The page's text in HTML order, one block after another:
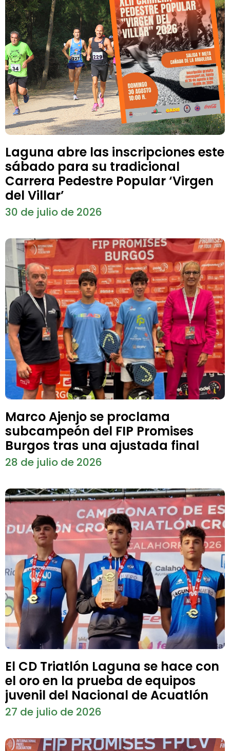
Laguna abre las inscripciones este
sábado para su tradicional
Carrera Pedestre Popular ‘Virgen
del Villar’
30 de julio de 2026
Marco Ajenjo se proclama
subcampeón del FIP Promises
Burgos tras una ajustada final
28 de julio de 2026
El CD Triatlón Laguna se hace con
el oro en la prueba de equipos
juvenil del Nacional de Acuatlón
27 de julio de 2026